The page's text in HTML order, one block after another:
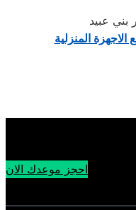
بني عبيد
المنزلية
احجز موعدك الان